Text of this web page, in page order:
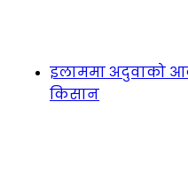
इलाममा अदुवाको
किसान